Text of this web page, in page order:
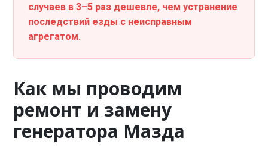
случаев в 3–5 раз дешевле, чем устранение
последствий езды с неисправным
агрегатом.
Как мы проводим
ремонт и замену
генератора Мазда